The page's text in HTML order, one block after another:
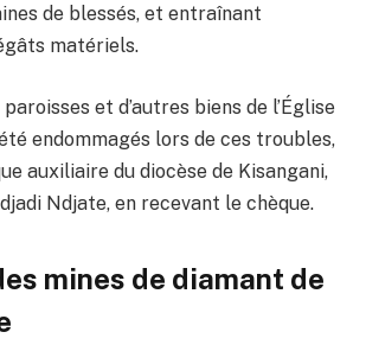
de blessés, et entraînant
matériels.
et d’autres biens de l’Église
endommagés lors de ces troubles,
auxiliaire du diocèse de Kisangani,
Ndjate, en recevant le chèque.
mines de diamant de